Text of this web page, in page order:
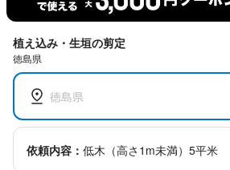
植え込み・生垣の剪定
徳島県
徳島県
依頼内容： 低木（高さ1m未満）5平米